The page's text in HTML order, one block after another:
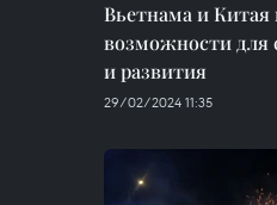
Вьетнама и
возможности для
и развития
29/02/2024 11:35